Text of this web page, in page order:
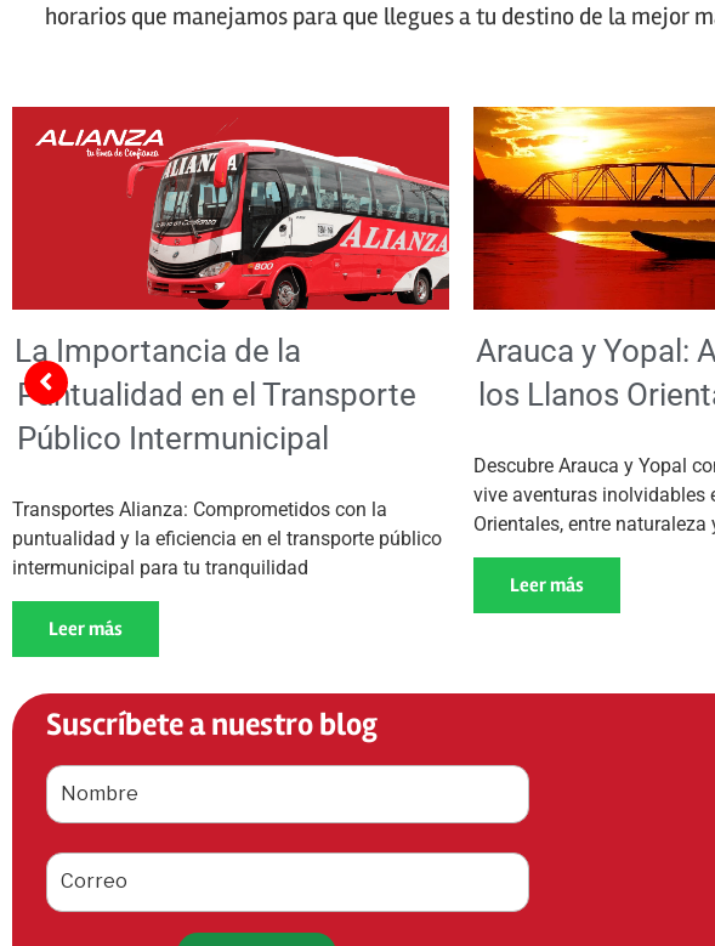
horarios que manejamos para que llegues a tu destino de la mejor
La Importancia de la
Puntualidad en el Transporte
Público Intermunicipal
Transportes Alianza: Comprometidos con la
puntualidad y la eficiencia en el transporte público
intermunicipal para tu tranquilidad
Leer más
Arauca y Yopal:
los Llanos
Descubre Arauca y Yopal
vive aventuras inolvidables
Orientales, entre naturaleza
Leer más
Suscríbete a nuestro blog